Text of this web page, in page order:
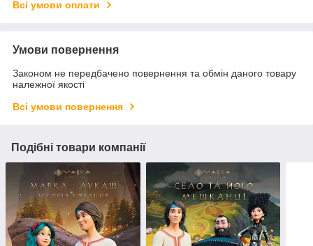
Всі умови оплати
Умови повернення
Законом не передбачено повернення та обмін даного товару
належної якості
Всі умови повернення
Подібні товари компанії